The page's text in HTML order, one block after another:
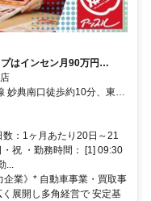
はインセン月90万円
◆
妙典南口徒歩約10分、東京
、東京メトロ東西線/ＪＲ
：1ヶ月あたり20日～21
祝 ・勤務時間： [1] 09:30
業》* 自動車事業・買取事
展開し多角経営で 安定基